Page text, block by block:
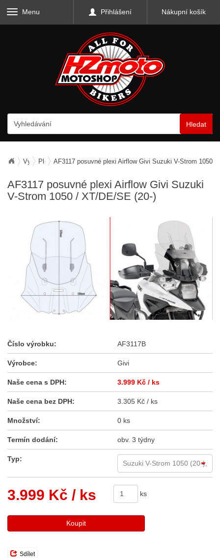
Menu Přihlášení Nákupní košík
Hledat
Vybavení motocyklu
Plexiskla a deflektory
AF3117 posuvné plexi Airflow Givi Suzuki V-Strom 1050 /
AF3117 posuvné plexi Airflow Givi Suzuki
V-Strom 1050 / XT/DE/SE (20-)
Číslo výrobku: AF3117B
Výrobce: Givi
Naše cena s DPH: 3.999 Kč / ks
Naše cena bez DPH: 3.305 Kč / ks
Množství: 0 ks
Termín dodání: obv. 3 týdny
Typ:
3.999 Kč / ks ks
Koupit
Sdílet